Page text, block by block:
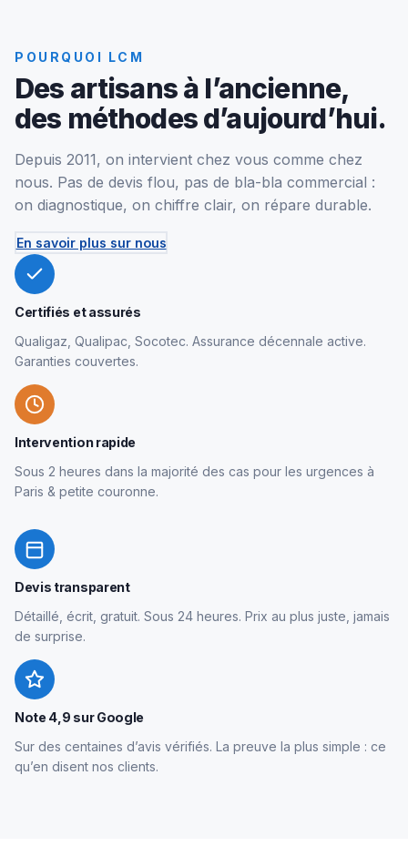
POURQUOI LCM
Des artisans à l’ancienne,
des méthodes d’aujourd’hui.
Depuis 2011, on intervient chez vous comme chez
nous. Pas de devis flou, pas de bla-bla commercial :
on diagnostique, on chiffre clair, on répare durable.
En savoir plus sur nous
Certifiés et assurés
Qualigaz, Qualipac, Socotec. Assurance décennale active.
Garanties couvertes.
Intervention rapide
Sous 2 heures dans la majorité des cas pour les urgences à
Paris & petite couronne.
Devis transparent
Détaillé, écrit, gratuit. Sous 24 heures. Prix au plus juste, jamais
de surprise.
Note 4,9 sur Google
Sur des centaines d’avis vérifiés. La preuve la plus simple : ce
qu’en disent nos clients.